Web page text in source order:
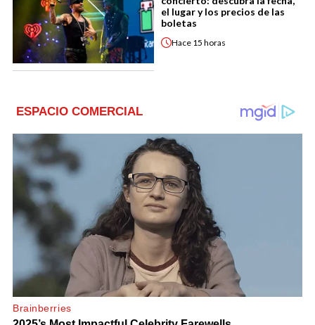
el lugar y los precios de las
boletas
Hace 15 horas